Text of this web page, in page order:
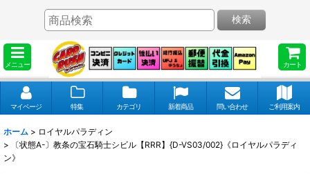
メニュー カート
検索
マイページ 特集 カテゴリ 新着商品 問い合わせ ご利用案内
ホーム > ロイヤルパラディン
>
〔状態A-〕教条の宝石騎士シビル【RRR】{D-VS03/002}《ロイヤルパラディ
ン》